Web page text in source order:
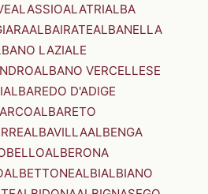
ALASSIOALATRIALBA
ALBAIRATEALBANELLA
LAZIALE
ALBANO VERCELLESE
ALBAREDO D'ADIGE
ALBARETO
ALBAVILLAALBENGA
ALBERONA
ALBETTONEALBIALBIANO